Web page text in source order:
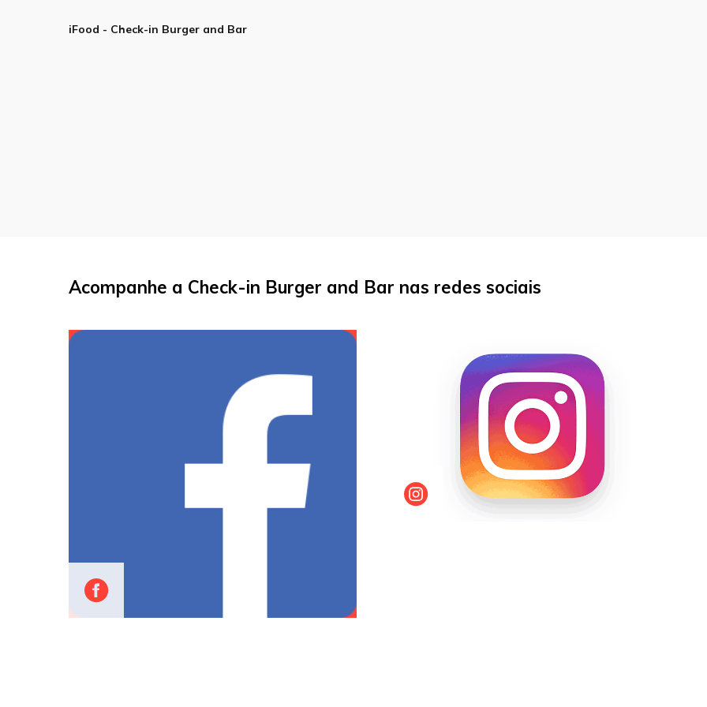
iFood - Check-in Burger and Bar
Acompanhe a Check-in Burger and Bar nas redes sociais